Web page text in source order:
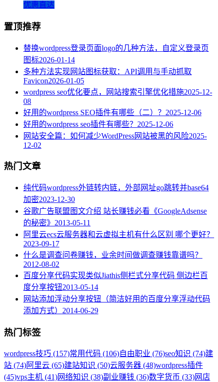
优惠直达
置顶推荐
替换wordpress登录页面logo的几种方法，自定义登录页
图标2026-01-14
多种方法实现网站图标获取：API调用与手动抓取
Favicon2026-01-05
wordpress seo优化要点，网站搜索引擎优化措施2025-12-
08
好用的wordpress SEO插件有哪些（二）？ 2025-12-06
好用的wordpress seo插件有哪些？ 2025-12-06
网站安全篇：如何减少WordPress网站被黑的风险2025-
12-02
热门文章
纯代码wordpress外链转内链，外部网址go跳转并base64
加密2023-12-30
谷歌广告联盟图文介绍 站长赚钱必看《GoogleAdsense
的秘密》 2013-05-11
阿里云ecs云服务器和云虚拟主机有什么区别 哪个更好？
2023-09-17
什么是调查问卷赚钱，业余时间做调查赚钱靠谱吗？
2012-08-02
百度分享代码实现类似Jiathis侧栏式分享代码 侧边栏百
度分享按钮2013-05-14
网站添加浮动分享按钮（简洁好用的百度分享浮动代码
添加方式） 2014-06-29
热门标签
wordpress技巧 (157)常用代码 (106)自由职业 (76)seo知识 (74)建
站 (74)阿里云 (65)建站知识 (50)云服务器 (48)wordpress插件
(45)vps主机 (41)网络知识 (38)副业赚钱 (36)数字货币 (33)网店